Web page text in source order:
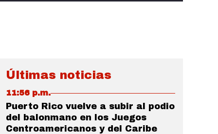
Últimas noticias
11:56 p.m.
Puerto Rico vuelve a subir al podio
del balonmano en los Juegos
Centroamericanos y del Caribe